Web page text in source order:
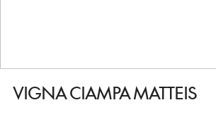
VIGNA CIAMPA MATTEIS